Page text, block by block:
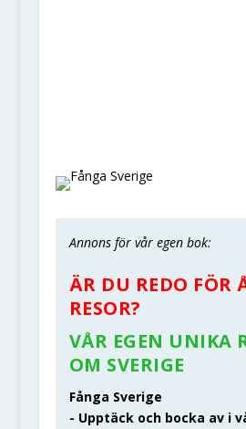
Annons för vår egen bok:
ÄR DU REDO FÖR
RESOR?
VÅR EGEN UNIKA
OM SVERIGE
Fånga Sverige
- Upptäck och bocka av i